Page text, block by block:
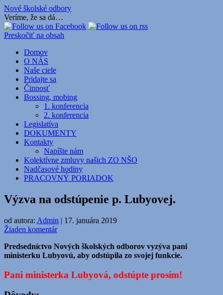
Nové školské odbory
Veríme, že sa dá…
Preskočiť na obsah
Domov
O NÁS
Naše ciele
Pridajte sa
Činnosť
Bossing, mobing
1. konferencia
2. konferencia
Legislatíva
DOKUMENTY
Kontakty
Napíšte nám
Kolektívne zmluvy našich ZO NŠO
Nadčasové hodiny
PRACOVNÝ PORIADOK
Výzva na odstúpenie p. Lubyovej.
od autora: Admin | 17. januára 2019
Žiaden komentár
Predsedníctvo Nových školských odborov vyzýva pani
ministerku Lubyovú, aby odstúpila zo svojej funkcie.
Pani ministerka Lubyová, odstúpte prosím!